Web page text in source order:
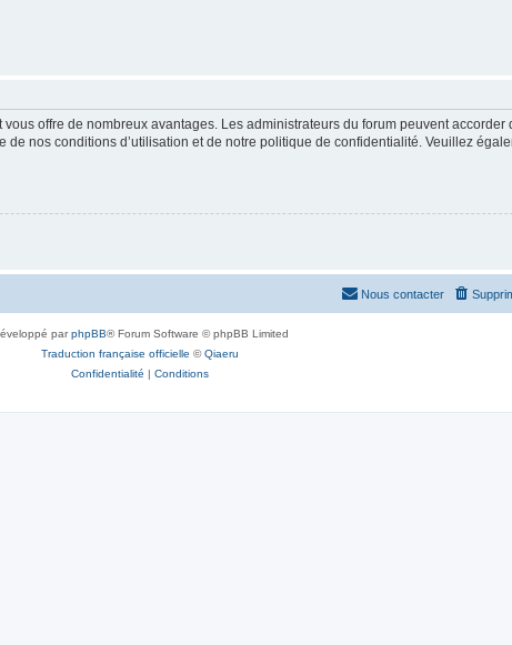
offre de nombreux avantages. Les administrateurs du forum peuvent
nos conditions d’utilisation et de notre politique de confidentialité. Veuillez
Nous contacter
parphpBB® Forum Software © phpBB Limited
Traduction française officielle ©Qiaeru
Confidentialité | Conditions